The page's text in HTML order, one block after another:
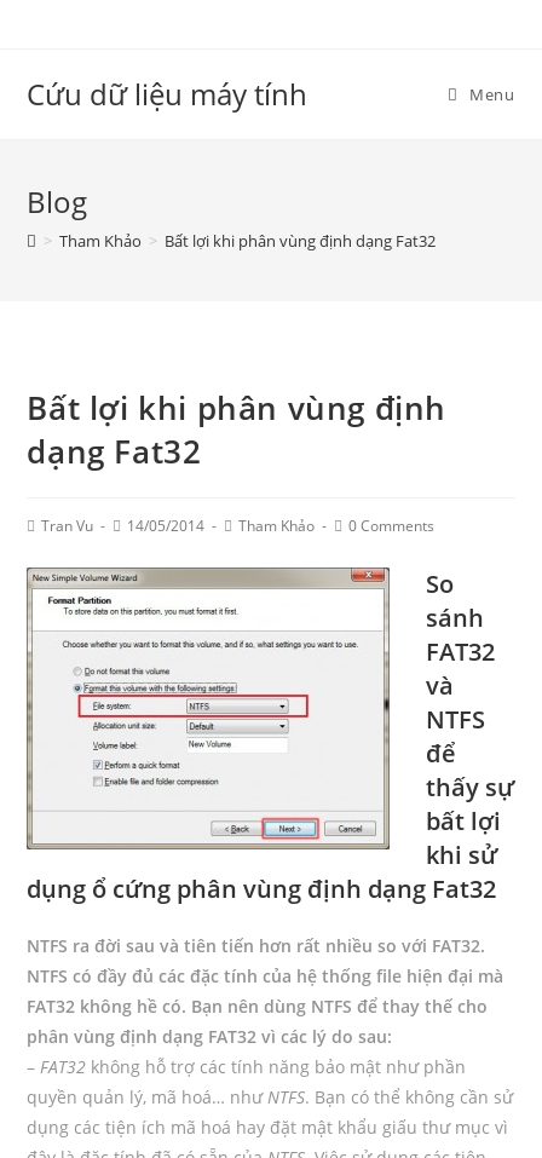
Cứu dữ liệu máy tính Menu
Blog
> Tham Khảo > Bất lợi khi phân vùng định dạng Fat32
Bất lợi khi phân vùng định
dạng Fat32
PostTran Vu
Post14/05/2014
PostTham Khảo
Post0 Comments
So
sánh
FAT32
và
NTFS
để
thấy sự
bất lợi
khi sử
dụng ổ cứng phân vùng định dạng Fat32
NTFS ra đời sau và tiên tiến hơn rất nhiều so với FAT32.
NTFS có đầy đủ các đặc tính của hệ thống file hiện đại mà
FAT32 không hề có. Bạn nên dùng NTFS để thay thế cho
phân vùng định dạng FAT32 vì các lý do sau:
–FAT32 không hỗ trợ các tính năng bảo mật như phần
quyền quản lý, mã hoá… nhưNTFS. Bạn có thể không cần sử
dụng các tiện ích mã hoá hay đặt mật khẩu giấu thư mục vì